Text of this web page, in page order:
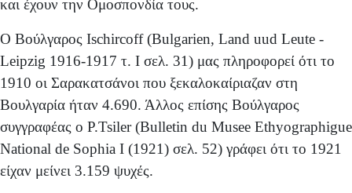
και έχουν την Ομοσπονδία τους.
Ο Βούλγαρος Ischircoff (Bulgarien, Land uud Leute -
Leipzig 1916-1917 τ. I σελ. 31) μας πληροφορεί ότι το
1910 οι Σαρακατσάνοι που ξεκαλοκαίριαζαν στη
Βουλγαρία ήταν 4.690. Άλλος επίσης Βούλγαρος
συγγραφέας ο P.Tsiler (Bulletin du Musee Ethyographigue
National de Sophia I (1921) σελ. 52) γράφει ότι το 1921
είχαν μείνει 3.159 ψυχές.